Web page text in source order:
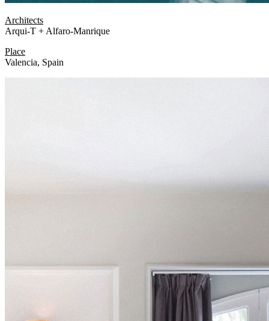
Architects
Arqui-T + Alfaro-Manrique
Place
Valencia, Spain